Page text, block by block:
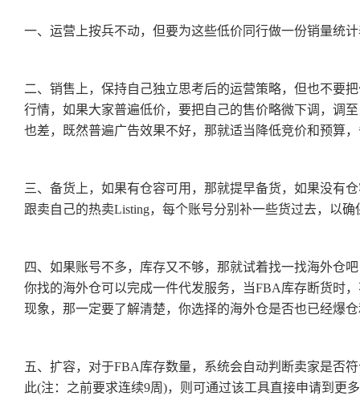
一、运营上按兵不动，但要为这些低价同行做一份销量统
二、销售上，保持自己独立思考后的运营策略，但也不要
行情，如果大家普遍低价，要把自己的售价略微下调，调
也差，既然普遍广告效果不好，那就适当降低竞价和预算
三、备货上，如果有仓容可用，那就提早备货，如果没有
跟卖自己的热卖Listing，每个账号分别补一些货过去，以
四、如果账号不多，库存又不够，那就试着找一找海外仓
你找的海外仓可以完成一件代发服务，当FBA库存断货时
现象，那一定要了解清楚，你选择的海外仓是否也已经爆
五、扩容，对于FBA库存数量，系统会自动判断卖家是否
此(注：之前要求连续9周)，则可通过该工具直接申请到更